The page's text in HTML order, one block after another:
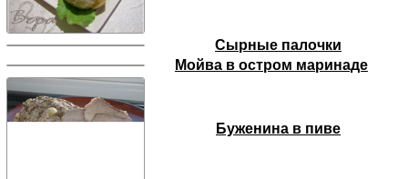
Сырные палочки
Мойва в остром маринаде
Буженина в пиве